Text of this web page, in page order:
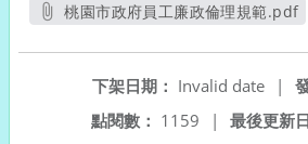
桃園市政府員工廉政倫理規範.pdf
下架日期： Invalid date
|
最後更新
點閱數： 1159 |